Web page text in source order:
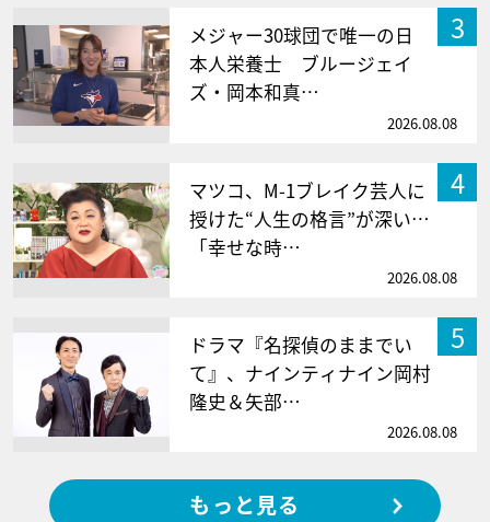
3
メジャー30球団で唯一の日
本人栄養士 ブルージェイ
ズ・岡本和真…
2026.08.08
4
マツコ、M-1ブレイク芸人に
授けた“人生の格言”が深い…
「幸せな時…
2026.08.08
5
ドラマ『名探偵のままでい
て』、ナインティナイン岡村
隆史＆矢部…
2026.08.08
もっと見る